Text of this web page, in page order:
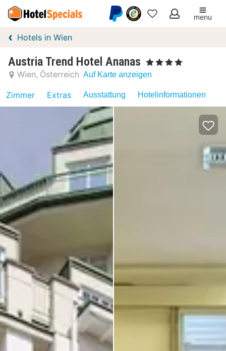
Meine
menu
Hotels in Wien
Austria Trend Hotel Ananas , 4 Sterne
Wien Österreich Auf Karte anzeigen
Zimmer Extras Ausstattung Hotelinformationen